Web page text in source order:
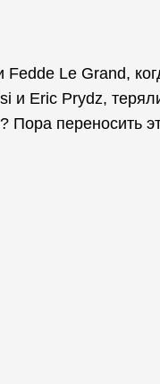
Le Grand,
и Eric Prydz,
Пора переносить